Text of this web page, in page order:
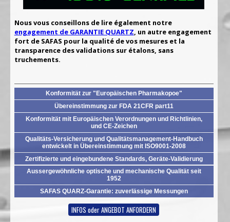
Nous vous conseillons de lire également notre
engagement de GARANTIE QUARTZ, un autre engagement
fort de SAFAS pour la qualité de vos mesures et la
transparence des validations sur étalons, sans
truchements.
Konformität zur "Europäischen Pharmakopoe"
Übereinstimmung zur FDA 21CFR part11
Konformität mit Europäischen Verordnungen und Richtlinien,
und CE-Zeichen
Qualitäts-Versicherung und Qualitätsmanagement-Handbuch
entwickelt in Übereinstimmung mit ISO9001-2008
Zertifizierte und eingebundene Standards, Geräte-Validierung
Aussergewöhnliche optische und mechanische Qualität seit
1952
SAFAS QUARZ-Garantie: zuverlässige Messungen
INFOS oder ANGEBOT ANFORDERN